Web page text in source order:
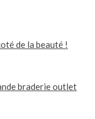
de la beauté !
braderie outlet